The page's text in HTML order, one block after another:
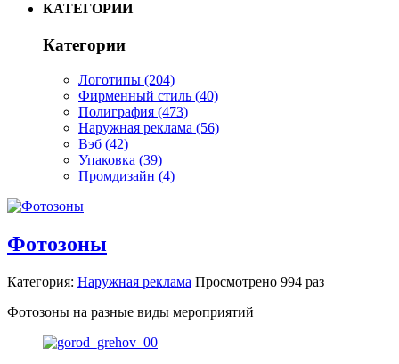
КАТЕГОРИИ
Категории
Логотипы (204)
Фирменный стиль (40)
Полиграфия (473)
Наружная реклама (56)
Вэб (42)
Упаковка (39)
Промдизайн (4)
Фотозоны
Категория: Наружная реклама Просмотрено 994 раз
Фотозоны на разные виды мероприятий